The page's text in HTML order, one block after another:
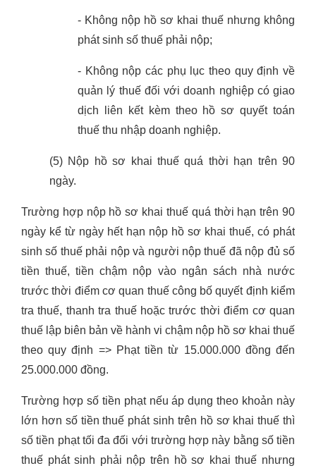
- Không nộp hồ sơ khai thuế nhưng không
phát sinh số thuế phải nộp;
- Không nộp các phụ lục theo quy định về
quản lý thuế đối với doanh nghiệp có giao
dịch liên kết kèm theo hồ sơ quyết toán
thuế thu nhập doanh nghiệp.
(5) Nộp hồ sơ khai thuế quá thời hạn trên 90
ngày.
Trường hợp nộp hồ sơ khai thuế quá thời hạn trên 90
ngày kể từ ngày hết hạn nộp hồ sơ khai thuế, có phát
sinh số thuế phải nộp và người nộp thuế đã nộp đủ số
tiền thuế, tiền chậm nộp vào ngân sách nhà nước
trước thời điểm cơ quan thuế công bố quyết định kiểm
tra thuế, thanh tra thuế hoặc trước thời điểm cơ quan
thuế lập biên bản về hành vi chậm nộp hồ sơ khai thuế
theo quy định => Phạt tiền từ 15.000.000 đồng đến
25.000.000 đồng.
Trường hợp số tiền phạt nếu áp dụng theo khoản này
lớn hơn số tiền thuế phát sinh trên hồ sơ khai thuế thì
số tiền phạt tối đa đối với trường hợp này bằng số tiền
thuế phát sinh phải nộp trên hồ sơ khai thuế nhưng